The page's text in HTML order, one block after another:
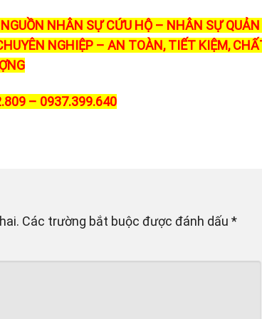
NHÂN SỰ CỨU HỘ – NHÂN SỰ QUẢN
NGHIỆP – AN TOÀN, TIẾT KIỆM,
– 0937.399.640
Các trường bắt buộc được đánh dấu *